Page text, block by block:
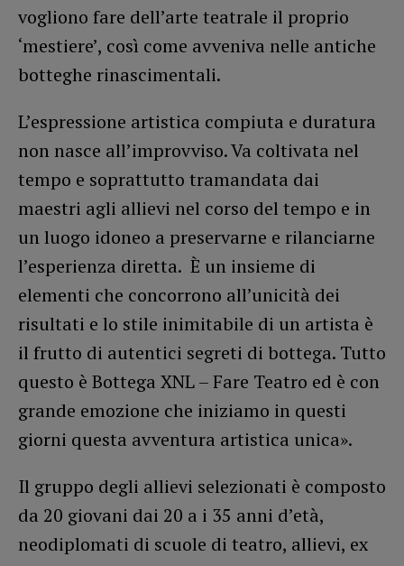
vogliono fare dell’arte teatrale il proprio
‘mestiere’, così come avveniva nelle antiche
botteghe rinascimentali.
L’espressione artistica compiuta e duratura
non nasce all’improvviso. Va coltivata nel
tempo e soprattutto tramandata dai
maestri agli allievi nel corso del tempo e in
un luogo idoneo a preservarne e rilanciarne
l’esperienza diretta. È un insieme di
elementi che concorrono all’unicità dei
risultati e lo stile inimitabile di un artista è
il frutto di autentici segreti di bottega. Tutto
questo è Bottega XNL – Fare Teatro ed è con
grande emozione che iniziamo in questi
giorni questa avventura artistica unica».
Il gruppo degli allievi selezionati è composto
da 20 giovani dai 20 a i 35 anni d’età,
neodiplomati di scuole di teatro, allievi, ex